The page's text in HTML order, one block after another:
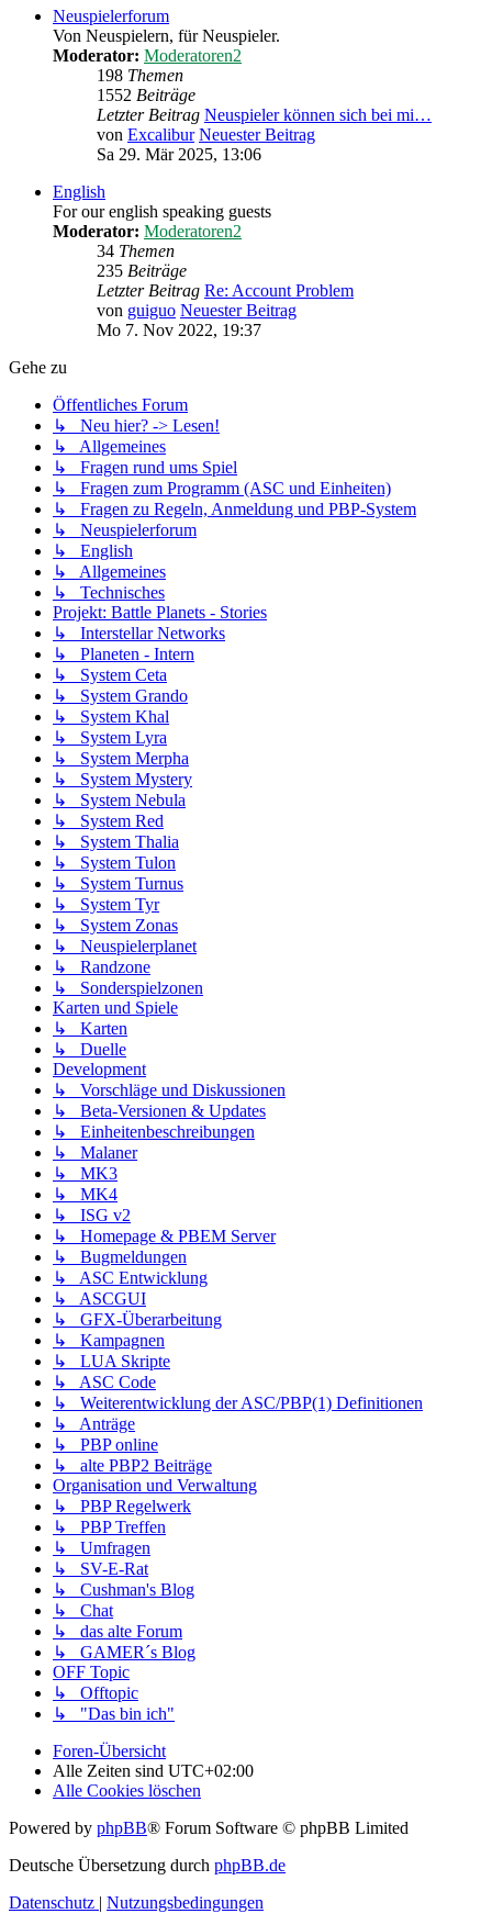
Neuspielerforum
Von Neuspielern, für Neuspieler.
Moderator: Moderatoren2
198 Themen
1552 Beiträge
Letzter Beitrag Neuspieler können sich bei mi…
von Excalibur Neuester Beitrag
Sa 29. Mär 2025, 13:06
English
For our english speaking guests
Moderator: Moderatoren2
34 Themen
235 Beiträge
Letzter Beitrag Re: Account Problem
von guiguo Neuester Beitrag
Mo 7. Nov 2022, 19:37
Gehe zu
Öffentliches Forum
↳ Neu hier? -> Lesen!
↳ Allgemeines
↳ Fragen rund ums Spiel
↳ Fragen zum Programm (ASC und Einheiten)
↳ Fragen zu Regeln, Anmeldung und PBP-System
↳ Neuspielerforum
↳ English
↳ Allgemeines
↳ Technisches
Projekt: Battle Planets - Stories
↳ Interstellar Networks
↳ Planeten - Intern
↳ System Ceta
↳ System Grando
↳ System Khal
↳ System Lyra
↳ System Merpha
↳ System Mystery
↳ System Nebula
↳ System Red
↳ System Thalia
↳ System Tulon
↳ System Turnus
↳ System Tyr
↳ System Zonas
↳ Neuspielerplanet
↳ Randzone
↳ Sonderspielzonen
Karten und Spiele
↳ Karten
↳ Duelle
Development
↳ Vorschläge und Diskussionen
↳ Beta-Versionen & Updates
↳ Einheitenbeschreibungen
↳ Malaner
↳ MK3
↳ MK4
↳ ISG v2
↳ Homepage & PBEM Server
↳ Bugmeldungen
↳ ASC Entwicklung
↳ ASCGUI
↳ GFX-Überarbeitung
↳ Kampagnen
↳ LUA Skripte
↳ ASC Code
↳ Weiterentwicklung der ASC/PBP(1) Definitionen
↳ Anträge
↳ PBP online
↳ alte PBP2 Beiträge
Organisation und Verwaltung
↳ PBP Regelwerk
↳ PBP Treffen
↳ Umfragen
↳ SV-E-Rat
↳ Cushman's Blog
↳ Chat
↳ das alte Forum
↳ GAMER´s Blog
OFF Topic
↳ Offtopic
↳ "Das bin ich"
Foren-Übersicht
Alle Zeiten sind UTC+02:00
Alle Cookies löschen
Powered by phpBB® Forum Software © phpBB Limited
Deutsche Übersetzung durch phpBB.de
Datenschutz | Nutzungsbedingungen